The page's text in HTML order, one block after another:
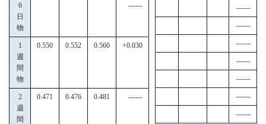
6
日
物
------
1
週
間
物
0.550 0.552 0.560 +0.030
2
週
間
0.471 0.476 0.481 ------
------
------
------
------
------
------
------